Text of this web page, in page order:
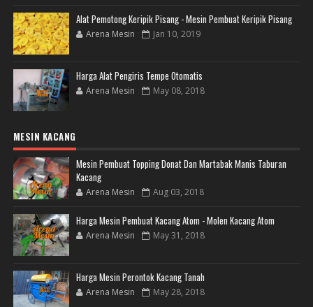
Alat Pemotong Keripik Pisang - Mesin Pembuat Keripik Pisang
Arena Mesin Jan 10, 2019
Harga Alat Pengiris Tempe Otomatis
Arena Mesin May 08, 2018
MESIN KACANG
Mesin Pembuat Topping Donat Dan Martabak Manis Taburan
Kacang
Arena Mesin Aug 03, 2018
Harga Mesin Pembuat Kacang Atom - Molen Kacang Atom
Arena Mesin May 31, 2018
Harga Mesin Perontok Kacang Tanah
Arena Mesin May 28, 2018